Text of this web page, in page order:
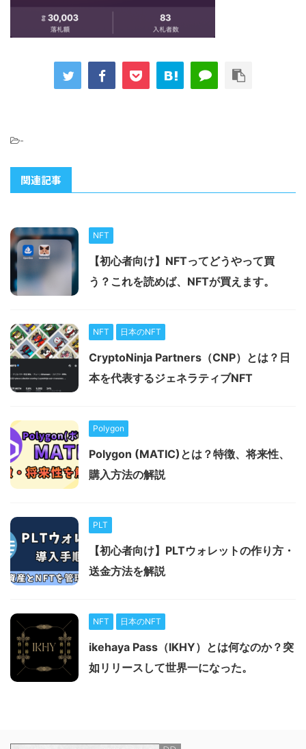
-
関連記事
NFT
【初心者向け】NFTってどうやって買
う？これを読めば、NFTが買えます。
NFT 日本のNFT
CryptoNinja Partners（CNP）とは？日
本を代表するジェネラティブNFT
Polygon
Polygon (MATIC)とは？特徴、将来性、
購入方法の解説
PLT
【初心者向け】PLTウォレットの作り方・
送金方法を解説
NFT 日本のNFT
ikehaya Pass（IKHY）とは何なのか？突
如リリースして世界一になった。